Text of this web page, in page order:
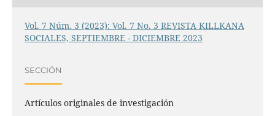
Vol. 7 Núm. 3 (2023): Vol. 7 No. 3 REVISTA KILLKANA
SOCIALES, SEPTIEMBRE - DICIEMBRE 2023
SECCIÓN
Artículos originales de investigación